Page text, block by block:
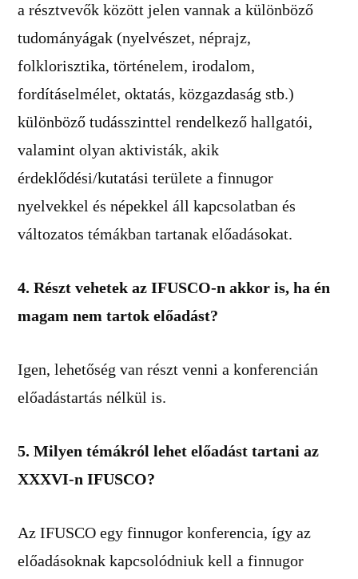
a résztvevők között jelen vannak a különböző
tudományágak (nyelvészet, néprajz,
folklorisztika, történelem, irodalom,
fordításelmélet, oktatás, közgazdaság stb.)
különböző tudásszinttel rendelkező hallgatói,
valamint olyan aktivisták, akik
érdeklődési/kutatási területe a finnugor
nyelvekkel és népekkel áll kapcsolatban és
változatos témákban tartanak előadásokat.
4. Részt vehetek az IFUSCO-n akkor is, ha én
magam nem tartok előadást?
Igen, lehetőség van részt venni a konferencián
előadástartás nélkül is.
5. Milyen témákról lehet előadást tartani az
XXXVI-n IFUSCO?
Az IFUSCO egy finnugor konferencia, így az
előadásoknak kapcsolódniuk kell a finnugor